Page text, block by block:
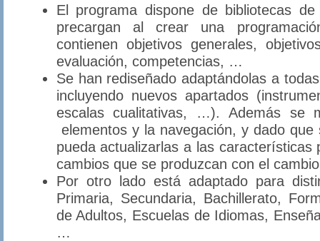
El programa dispone de bibliotecas
precargan al crear una
contienen objetivos generales,
evaluación, competencias, …
Se han rediseñado adaptándolas a
incluyendo nuevos apartados
escalas cualitativas, …). Además se
elementos y la navegación, y dado
pueda actualizarlas a las
cambios que se produzcan con el
Por otro lado está adaptado para
Primaria, Secundaria, Bachillerato,
de Adultos, Escuelas de Idiomas,
…